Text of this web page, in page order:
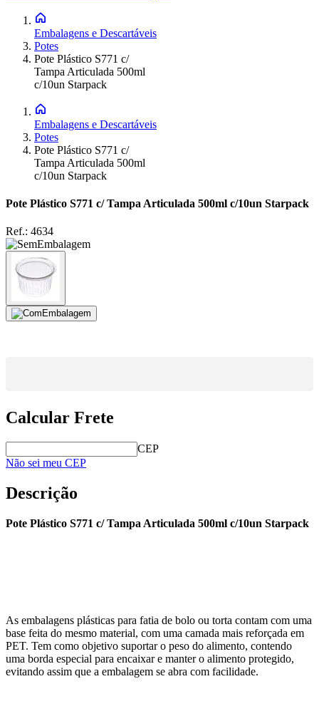
Embalagens e Descartáveis
Potes
Pote Plástico S771 c/
Tampa Articulada 500ml
c/10un Starpack
Embalagens e Descartáveis
Potes
Pote Plástico S771 c/
Tampa Articulada 500ml
c/10un Starpack
Pote Plástico S771 c/ Tampa Articulada 500ml c/10un Starpack
Ref.: 4634
Calcular Frete
CEP
Não sei meu CEP
Descrição
Pote Plástico S771 c/ Tampa Articulada 500ml c/10un Starpack
As embalagens plásticas para fatia de bolo ou torta contam com uma
base feita do mesmo material, com uma camada mais reforçada em
PET. Tem como objetivo suportar o peso do alimento, contendo
uma borda especial para encaixar e manter o alimento protegido,
evitando assim que a embalagem se abra com facilidade.